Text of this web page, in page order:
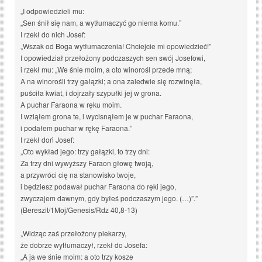
„I odpowiedzieli mu:
„Sen śnił się nam, a wytłumaczyć go niema komu.”
I rzekł do nich Josef:
„Wszak od Boga wytłumaczenia! Chciejcie mi opowiedzieć!”
I opowiedział przełożony podczaszych sen swój Josefowi,
i rzekł mu: „We śnie moim, a oto winorośl przede mną;
A na winorośli trzy gałązki; a ona zaledwie się rozwinęła,
puściła kwiat, i dojrzały szypułki jej w grona.
A puchar Faraona w ręku moim.
I wziąłem grona te, i wycisnąłem je w puchar Faraona,
i podałem puchar w rękę Faraona.”
I rzekł doń Josef:
„Oto wykład jego: trzy gałązki, to trzy dni:
Za trzy dni wywyższy Faraon głowę twoją,
a przywróci cię na stanowisko twoje,
i będziesz podawał puchar Faraona do ręki jego,
zwyczajem dawnym, gdy byłeś podczaszym jego. (…)”.”
(Bereszit/1Moj/Genesis/Rdz 40,8-13)
„Widząc zaś przełożony piekarzy,
że dobrze wytłumaczył, rzekł do Josefa:
„A ja we śnie moim: a oto trzy kosze